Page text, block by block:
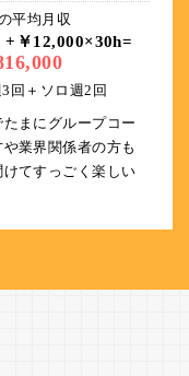
平均月収
+￥12,000×30h=
回＋ソロ週2回
まにグループコー
業界関係者の方も
てすっごく楽しい